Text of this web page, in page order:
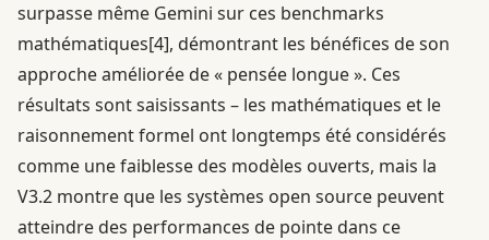
surpasse même Gemini sur ces benchmarks
mathématiques[4], démontrant les bénéfices de son
approche améliorée de « pensée longue ». Ces
résultats sont saisissants – les mathématiques et le
raisonnement formel ont longtemps été considérés
comme une faiblesse des modèles ouverts, mais la
V3.2 montre que les systèmes open source peuvent
atteindre des performances de pointe dans ce